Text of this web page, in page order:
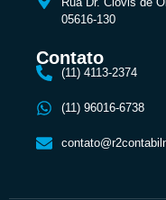
05616-130
Contato
(11) 4113-2374
(11) 96016-6738